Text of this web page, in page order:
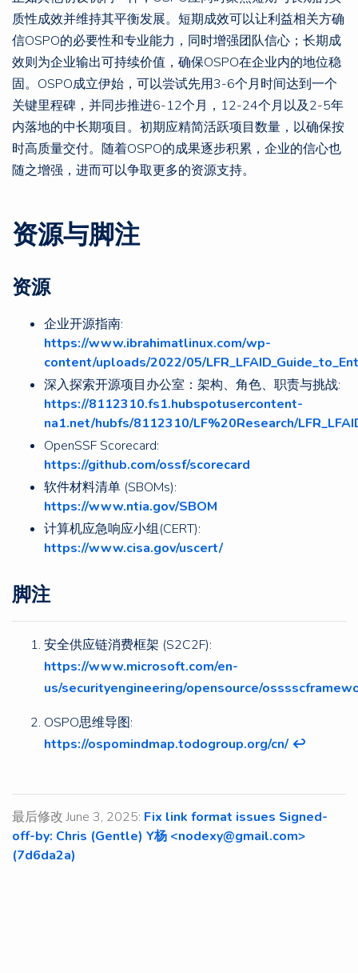
质性成效并维持其平衡发展。短期成效可以让利益相关方确
信OSPO的必要性和专业能力，同时增强团队信心；长期成
效则为企业输出可持续价值，确保OSPO在企业内的地位稳
固。OSPO成立伊始，可以尝试先用3-6个月时间达到一个
关键里程碑，并同步推进6-12个月，12-24个月以及2-5年
内落地的中长期项目。初期应精简活跃项目数量，以确保按
时高质量交付。随着OSPO的成果逐步积累，企业的信心也
随之增强，进而可以争取更多的资源支持。
资源与脚注
资源
企业开源指南:
https://www.ibrahimatlinux.com/wp-
content/uploads/2022/05/
深入探索开源项目办公室：架构、角色、职责与挑战:
https://8112310.fs1.hubspotusercontent-
na1.net/hubfs/8112310/LF%20Research/
OpenSSF Scorecard:
https://github.com/ossf/scorecard
软件材料清单 (SBOMs):
https://www.ntia.gov/SBOM
计算机应急响应小组(CERT):
https://www.cisa.gov/uscert/
脚注
安全供应链消费框架 (S2C2F):
https://www.microsoft.com/en-
us/securityengineering/opensource/
OSPO思维导图:
https://ospomindmap.todogroup.org/cn/ ↩︎
最后修改 June 3, 2025: Fix link format issues Signed-
off-by: Chris (Gentle) Y杨 <nodexy@gmail.com>
(7d6da2a)